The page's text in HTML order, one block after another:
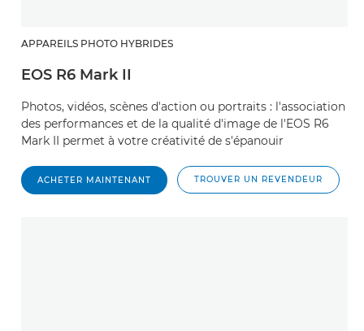
APPAREILS PHOTO HYBRIDES
EOS R6 Mark II
Photos, vidéos, scènes d'action ou portraits : l'association
des performances et de la qualité d'image de l'EOS R6
Mark II permet à votre créativité de s'épanouir
ACHETER MAINTENANT TROUVER UN REVENDEUR